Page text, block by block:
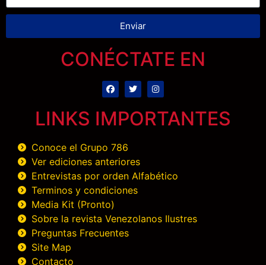
Enviar
CONÉCTATE EN
LINKS IMPORTANTES
Conoce el Grupo 786
Ver ediciones anteriores
Entrevistas por orden Alfabético
Terminos y condiciones
Media Kit (Pronto)
Sobre la revista Venezolanos Ilustres
Preguntas Frecuentes
Site Map
Contacto